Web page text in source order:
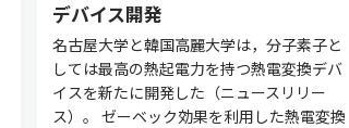
デバイス開発
名古屋大学と韓国高麗大学は，分子素子と
しては最高の熱起電力を持つ熱電変換デバ
イスを新たに開発した（ニュースリリー
ス）。 ゼーベック効果を利用した熱電変換